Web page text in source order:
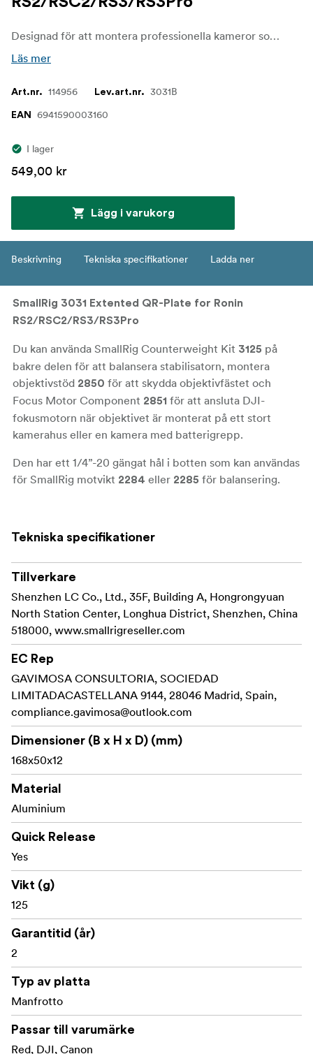
Designad för att montera professionella kameror som Canon C100/200/300, RED, Komodo på en stabilisator. Den förlängda plattan är 40 mm längre jämfört med original kameraplattan.
Läs mer
Art.nr. 114956 Lev.art.nr. 3031B
EAN 6941590003160
I lager
549,00 kr
Lägg i varukorg
Beskrivning Tekniska specifikationer Ladda ner
SmallRig 3031 Extented QR-Plate for Ronin
RS2/RSC2/RS3/RS3Pro
Du kan använda SmallRig Counterweight Kit 3125 på
bakre delen för att balansera stabilisatorn, montera
objektivstöd 2850 för att skydda objektivfästet och
Focus Motor Component 2851 för att ansluta DJI-
fokusmotorn när objektivet är monterat på ett stort
kamerahus eller en kamera med batterigrepp.
Den har ett 1/4”-20 gängat hål i botten som kan användas
för SmallRig motvikt 2284 eller 2285 för balansering.
DJI Ronin-S
DJI RS 3 Pro
Förpackningen innehåller:
1 x Snabbkopplingsplatta
1 x Insexnyckel
Tekniska specifikationer
Tillverkare
Shenzhen LC Co., Ltd., 35F, Building A, Hongrongyuan
North Station Center, Longhua District, Shenzhen, China
518000, www.smallrigreseller.com
EC Rep
GAVIMOSA CONSULTORIA, SOCIEDAD
LIMITADACASTELLANA 9144, 28046 Madrid, Spain,
compliance.gavimosa@outlook.com
Dimensioner (B x H x D) (mm)
168x50x12
Material
Aluminium
Quick Release
Yes
Vikt (g)
125
Garantitid (år)
2
Typ av platta
Manfrotto
Passar till varumärke
Red, DJI, Canon